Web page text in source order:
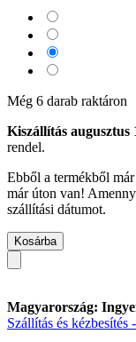
Még 6 darab raktáron
Kiszállítás augusztus
rendel.
Ebből a termékből
már úton van!
szállítási dátumot.
Kosárba
Magyarország:
Szállítás és